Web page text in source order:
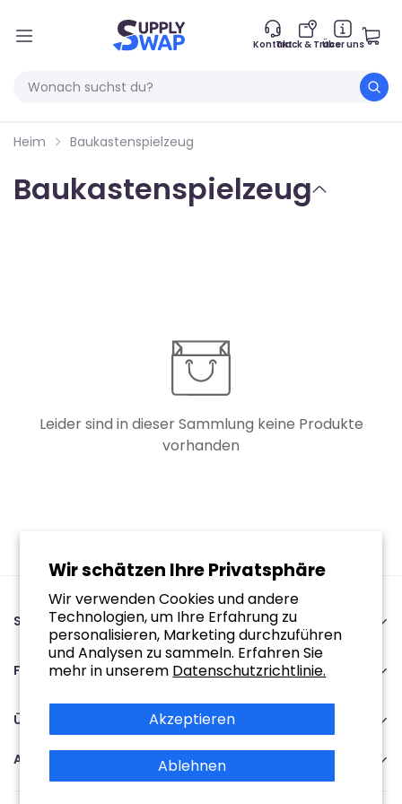
Wir schätzen Ihre Privatsphäre
Wir verwenden Cookies und andere
Technologien, um Ihre Erfahrung zu
personalisieren, Marketing durchzuführen
und Analysen zu sammeln. Erfahren Sie
mehr in unserem Datenschutzrichtlinie.
Akzeptieren
Ablehnen
KontaktTrack & TraceÜber uns
Heim Baukastenspielzeug
Baukastenspielzeug
Leider sind in dieser Sammlung keine Produkte
vorhanden
SupplySwap
89243641 | NL864921925B01
Oude staat 15A 6118AW Nieuwstadt
+31467908091
Service@supplyswap.com
Für Sie
Verfolgen Sie Ihre Bestellung
Über uns
Kontakt
Über Uns
Suche
Nutzungsbedingungen
Abonnieren